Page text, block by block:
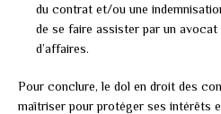
du contrat et/ou une
de se faire assister par un
d’affaires.
Pour conclure, le dol en droit des
maîtriser pour protéger ses intérêts